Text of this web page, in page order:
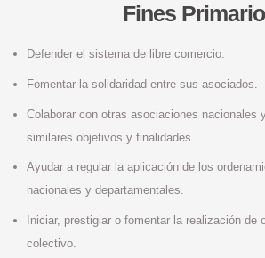
Fines
Defender el sistema de libre comercio.
Fomentar la solidaridad entre sus asociados.
Colaborar con otras asociaciones nacionales
similares objetivos y finalidades.
Ayudar a regular la aplicación de los
nacionales y departamentales.
Iniciar, prestigiar o fomentar la realización de
colectivo.